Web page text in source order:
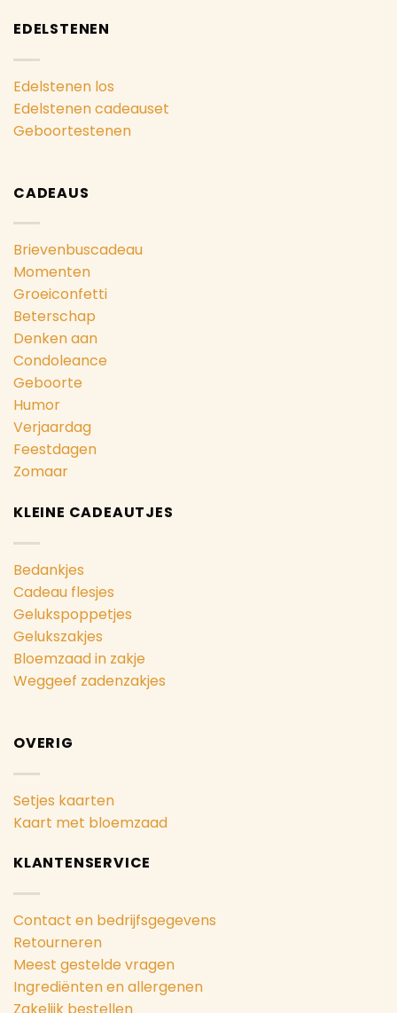
EDELSTENEN
Edelstenen los
Edelstenen cadeauset
Geboortestenen
CADEAUS
Brievenbuscadeau
Momenten
Groeiconfetti
Beterschap
Denken aan
Condoleance
Geboorte
Humor
Verjaardag
Feestdagen
Zomaar
KLEINE CADEAUTJES
Bedankjes
Cadeau flesjes
Gelukspoppetjes
Gelukszakjes
Bloemzaad in zakje
Weggeef zadenzakjes
OVERIG
Setjes kaarten
Kaart met bloemzaad
KLANTENSERVICE
Contact en bedrijfsgegevens
Retourneren
Meest gestelde vragen
Ingrediënten en allergenen